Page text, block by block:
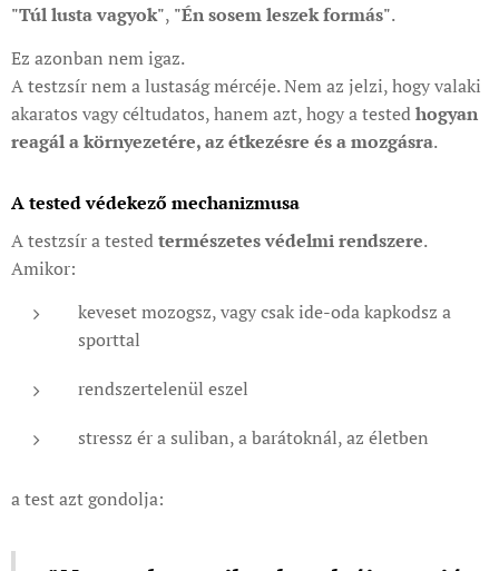
"Túl lusta vagyok", "Én sosem leszek formás".
Ez azonban nem igaz.
A testzsír nem a lustaság mércéje. Nem az jelzi, hogy valaki
akaratos vagy céltudatos, hanem azt, hogy a testedhogyan
reagál a környezetére, az étkezésre és a mozgásra.
A tested védekező mechanizmusa
A testzsír a testedtermészetes védelmi rendszere.
Amikor:
keveset mozogsz, vagy csak ide-oda kapkodsz a
sporttal
rendszertelenül eszel
stressz ér a suliban, a barátoknál, az életben
a test azt gondolja: